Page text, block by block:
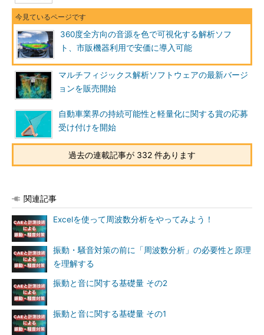
360度全方向の音源を色で可視化する解析ソフ
ト、市販機器利用で安価に導入可能
マルチフィジックス解析ソフトウェアの最新バージ
ョンを販売開始
自動車業界の持続可能性と軽量化に関する賞の応募
受け付けを開始
過去の連載記事が 332 件あります
関連記事
Excelを使って周波数分析をやってみよう！
振動・騒音対策の前に「周波数分析」の必要性と原理
を理解する
振動と音に関する基礎量 その2
振動と音に関する基礎量 その1